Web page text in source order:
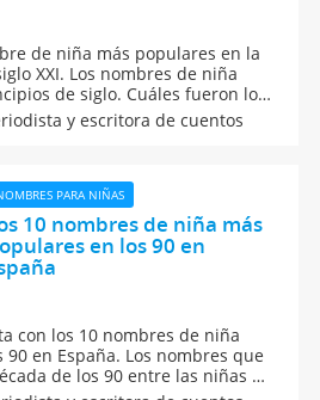
de niña más populares en la
XXI. Los nombres de niña
de siglo. Cuáles fueron los
se utilizaron en la primera
nombres de recién nacida
y escritora de cuentos
PARA NIÑAS
10 nombres de niña más
en los 90 en
con los 10 nombres de niña
en España. Los nombres que
de los 90 entre las niñas en
entre las niñas en